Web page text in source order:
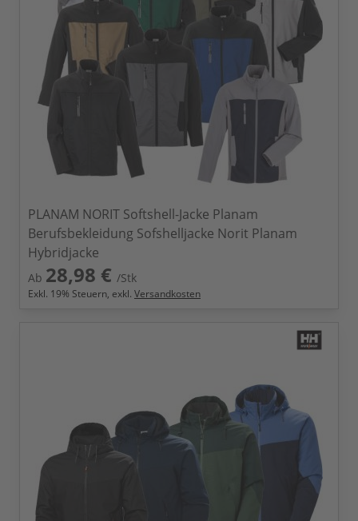
PLANAM NORIT Softshell-Jacke Planam
Berufsbekleidung Sofshelljacke Norit Planam
Hybridjacke
Ab 28,98 € /Stk
Exkl. 19% Steuern, exkl. Versandkosten